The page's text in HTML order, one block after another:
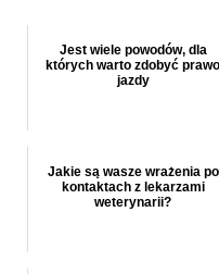
Jest wiele powodów, dla
których warto zdobyć prawo
jazdy
Jakie są wasze wrażenia po
kontaktach z lekarzami
weterynarii?